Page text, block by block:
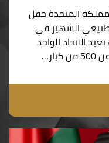
المتحدة حفل
الشهير في
الاتحاد الواحد